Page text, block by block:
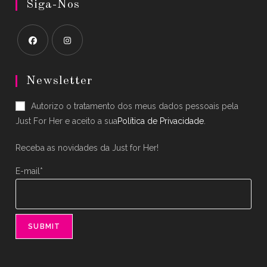
Siga-Nos
in
new
tab
in
new
tab
Newsletter
Autorizo o tratamento dos meus dados pessoais pela
Just For Her e aceito a suaPolítica de Privacidade
Receba as novidades da Just for Her!
E-mail*